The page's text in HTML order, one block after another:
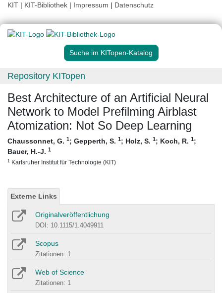
KIT | KIT-Bibliothek | Impressum | Datenschutz
Suche im KITopen-Katalog
Repository KITopen
Best Architecture of an Artificial Neural
Network to Model Prefilming Airblast
Atomization: Not So Deep Learning
Chaussonnet, G. 1; Gepperth, S. 1; Holz, S. 1; Koch, R. 1;
Bauer, H.-J. 1
1 Karlsruher Institut für Technologie (KIT)
Externe Links
Originalveröffentlichung
DOI: 10.1115/1.4049911
Scopus
Zitationen: 1
Web of Science
Zitationen: 1